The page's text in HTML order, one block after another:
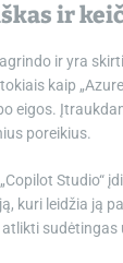
ir
ir yra
kaip
eigos.
poreikius.
Studio“
kuri leidžia ją